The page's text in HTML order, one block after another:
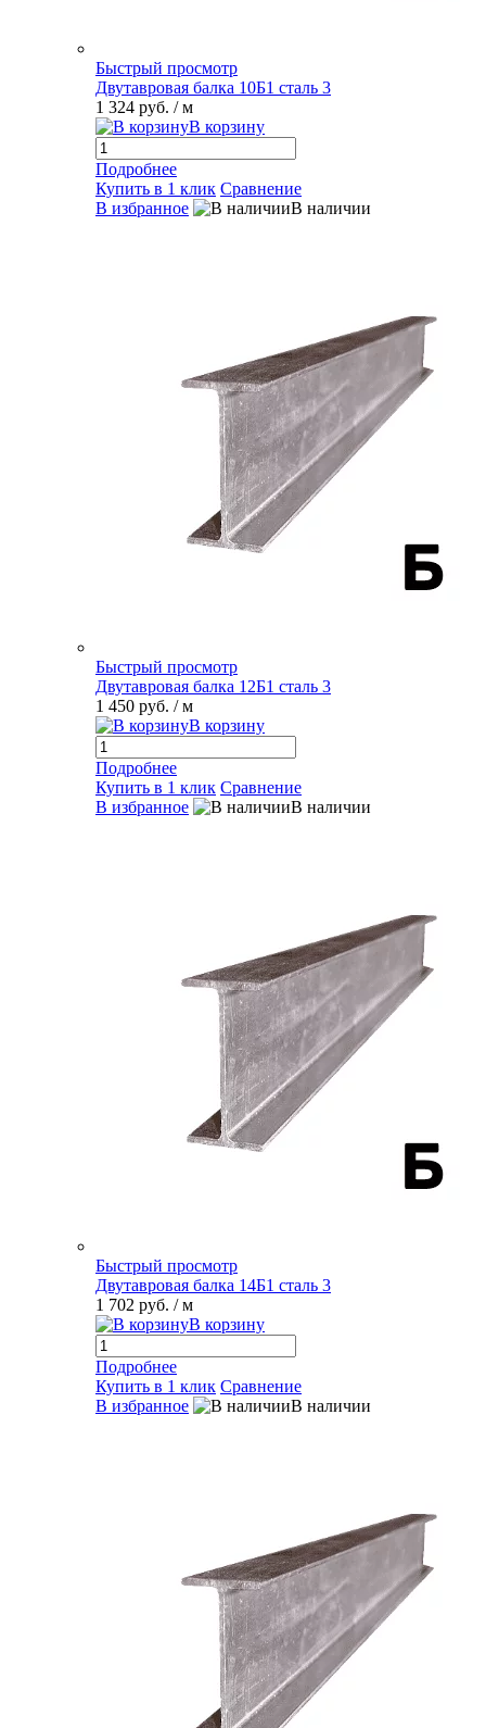
Быстрый просмотр
Двутавровая балка 10Б1 сталь 3
1 324 руб. / м
В корзину
Подробнее
Купить в 1 клик Сравнение
В избранное
В наличии
Быстрый просмотр
Двутавровая балка 12Б1 сталь 3
1 450 руб. / м
В корзину
Подробнее
Купить в 1 клик Сравнение
В избранное
В наличии
Быстрый просмотр
Двутавровая балка 14Б1 сталь 3
1 702 руб. / м
В корзину
Подробнее
Купить в 1 клик Сравнение
В избранное
В наличии